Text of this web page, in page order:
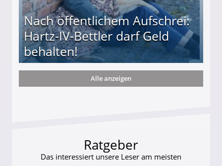
Nach öffentlichem Aufschrei:
Hartz-IV-Bettler darf Geld
behalten!
darf Geld behalten!
Alle anzeigen
Ratgeber
Das interessiert unsere Leser am meisten